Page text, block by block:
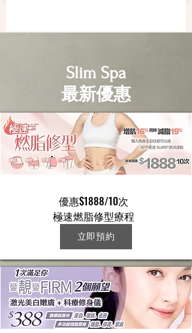
Slim Spa
最新優惠
優惠$1888/10次
極速燃脂修型療程
立即預約